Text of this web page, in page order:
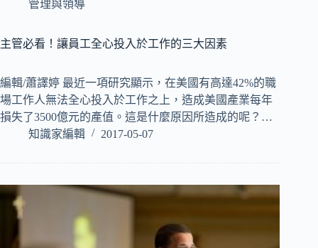
管理與領導
主管必看！讓員工全心投入於工作的三大因素
編輯/蕭譯婷 最近一項研究顯示，在美國有高達42%的職
場工作人無法全心投入於工作之上，造成美國產業每年
損失了3500億元的產值。這是什麼原因所造成的呢？…
知識家編輯
2017-05-07